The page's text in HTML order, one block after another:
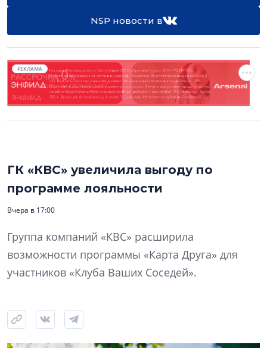
NSP новости в
РЕКЛАМА
ГК «КВС» увеличила выгоду по
программе лояльности
Вчера в 17:00
Группа компаний «КВС» расширила
возможности программы «Карта Друга» для
участников «Клуба Ваших Соседей».